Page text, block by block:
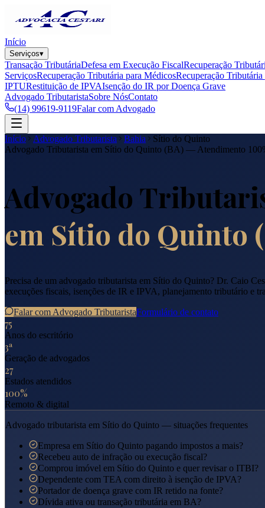
Início
Serviços▾
Transação TributáriaDefesa em Execução FiscalRecuperação
ServiçosRecuperação Tributária para MédicosRecuperação Tributária
IPTURestituição de IPVAIsenção do IR por Doença Grave
Advogado TributaristaSobre NósContato
(14) 99619-9119Falar com Advogado
Início Advogado Tributarista Bahia
Sítio do Quinto
Advogado Tributarista em Sítio do Quinto (BA) — Atendimento
Advogado
em Sítio do Quinto (
Precisa de um advogado tributarista em Sítio do Quinto? Dr. Caio
execuções fiscais, isenções de IR e IPVA, planejamento tributário e
Falar com Advogado TributaristaFormulário de contato
75
Anos do escritório
3ª
Geração de advogados
27
Estados atendidos
100%
Remoto & digital
Advogado tributarista em Sítio do Quinto — situações frequentes
Empresa em Sítio do Quinto pagando impostos a mais?
Recebeu auto de infração ou execução fiscal?
Comprou imóvel em Sítio do Quinto e quer revisar o ITBI?
Dependente com TEA com direito à isenção de IPVA?
Portador de doença grave com IR retido na fonte?
Dívida ativa ou transação tributária em BA?